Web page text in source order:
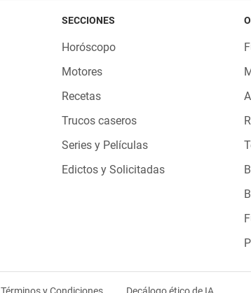
SECCIONES
Horóscopo
Motores
Recetas
Trucos caseros
Series y Películas
Edictos y Solicitadas